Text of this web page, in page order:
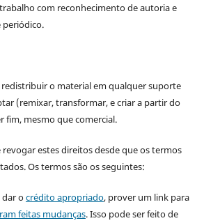
com reconhecimento de autoria e
periódico.
o material em qualquer suporte
(remixar, transformar, e criar a partir do
fim, mesmo que comercial.
estes direitos desde que os termos
Os termos são os seguintes:
dar ocrédito apropriado, prover um link para
feitas mudanças. Isso pode ser feito de